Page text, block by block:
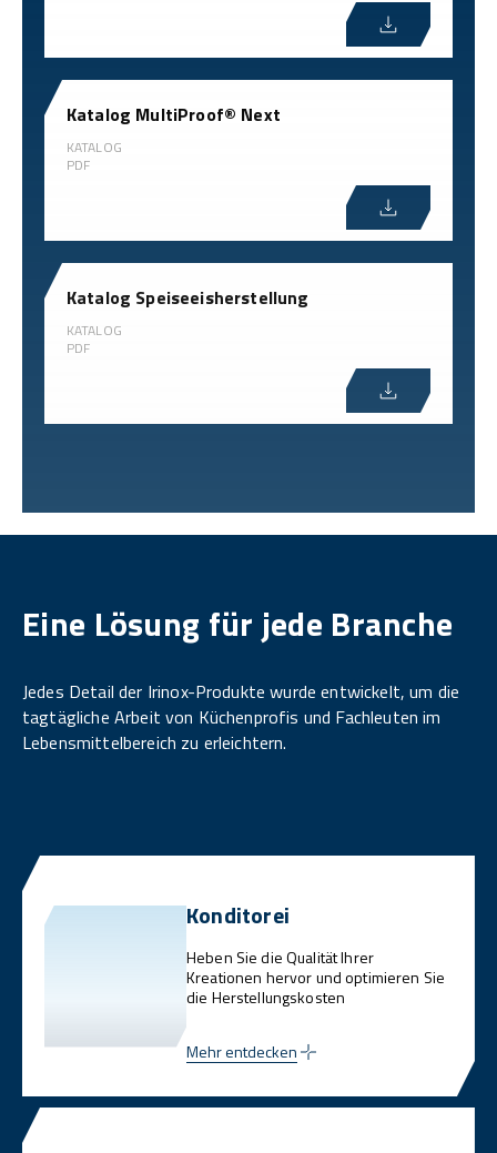
Katalog MultiProof® Next
KATALOG
PDF
Katalog Speiseeisherstellung
KATALOG
PDF
Eine Lösung für jede Branche
Jedes Detail der Irinox-Produkte wurde entwickelt, um die
tagtägliche Arbeit von Küchenprofis und Fachleuten im
Lebensmittelbereich zu erleichtern.
Konditorei
Heben Sie die Qualität Ihrer
Kreationen hervor und optimieren Sie
die Herstellungskosten
Mehr entdecken